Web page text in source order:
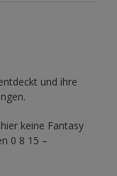
und ihre
keine Fantasy
0 8 15 –